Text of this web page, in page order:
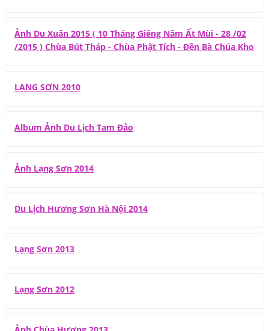
Ảnh Du Xuân 2015 ( 10 Tháng Giêng Năm Ất Mùi - 28 /02
/2015 ) Chùa Bút Tháp - Chùa Phật Tích - Đền Bà Chúa Kho
LẠNG SƠN 2010
Album Ảnh Du Lịch Tam Đảo
Ảnh Lạng Sơn 2014
Du Lịch Hương Sơn Hà Nội 2014
Lạng Sơn 2013
Lạng Sơn 2012